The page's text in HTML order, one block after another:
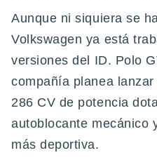
Aunque ni siquiera se
Volkswagen ya está
versiones del ID. Polo
compañía planea
286 CV de potencia
autoblocante mecánico
más deportiva.